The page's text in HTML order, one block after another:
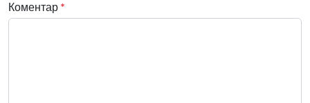
Коментар *